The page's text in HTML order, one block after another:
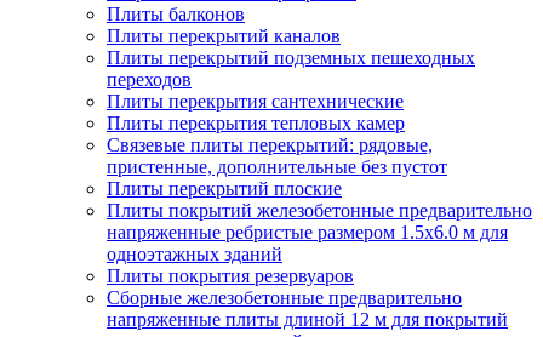
Плиты балконов
Плиты перекрытий каналов
Плиты перекрытий подземных пешеходных
переходов
Плиты перекрытия сантехнические
Плиты перекрытия тепловых камер
Связевые плиты перекрытий: рядовые,
пристенные, дополнительные без пустот
Плиты перекрытий плоские
Плиты покрытий железобетонные предварительно
напряженные ребристые размером 1.5х6.0 м для
одноэтажных зданий
Плиты покрытия резервуаров
Сборные железобетонные предварительно
напряженные плиты длиной 12 м для покрытий